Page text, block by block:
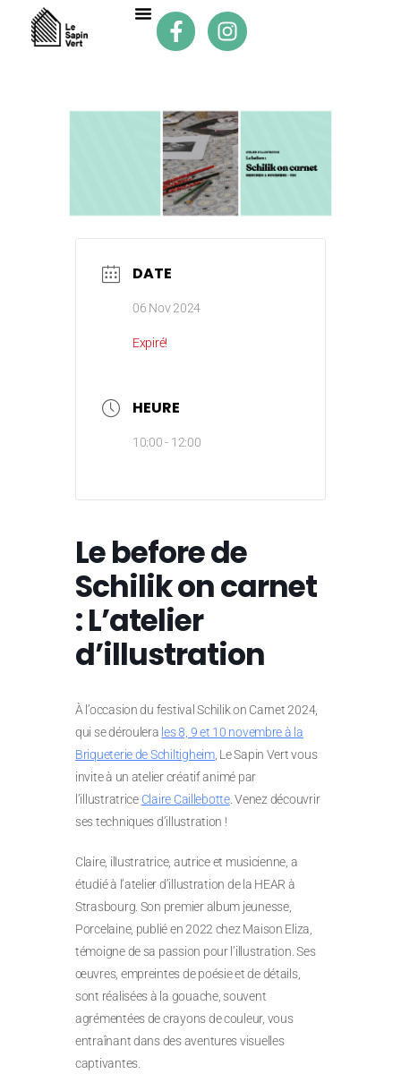
DATE
06 Nov 2024
Expiré!
HEURE
10:00 - 12:00
Le before de
Schilik on carnet
: L’atelier
d’illustration
À l’occasion du festival Schilik on Carnet 2024,
qui se déroulera les 8, 9 et 10 novembre à la
Briqueterie de Schiltigheim, Le Sapin Vert vous
invite à un atelier créatif animé par
l’illustratrice Claire Caillebotte. Venez découvrir
ses techniques d’illustration !
Claire, illustratrice, autrice et musicienne, a
étudié à l’atelier d’illustration de la HEAR à
Strasbourg. Son premier album jeunesse,
Porcelaine, publié en 2022 chez Maison Eliza,
témoigne de sa passion pour l’illustration. Ses
œuvres, empreintes de poésie et de détails,
sont réalisées à la gouache, souvent
agrémentées de crayons de couleur, vous
entraînant dans des aventures visuelles
captivantes.